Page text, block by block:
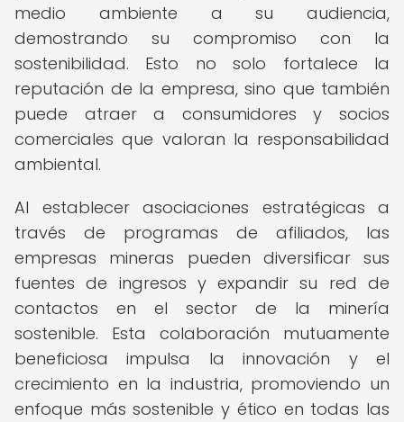
medio ambiente a su audiencia,
demostrando su compromiso con la
sostenibilidad. Esto no solo fortalece la
reputación de la empresa, sino que también
puede atraer a consumidores y socios
comerciales que valoran la responsabilidad
ambiental.
Al establecer asociaciones estratégicas a
través de programas de afiliados, las
empresas mineras pueden diversificar sus
fuentes de ingresos y expandir su red de
contactos en el sector de la minería
sostenible. Esta colaboración mutuamente
beneficiosa impulsa la innovación y el
crecimiento en la industria, promoviendo un
enfoque más sostenible y ético en todas las